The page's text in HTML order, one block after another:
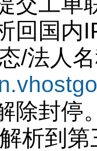
回国内
/法人
除封停
析到